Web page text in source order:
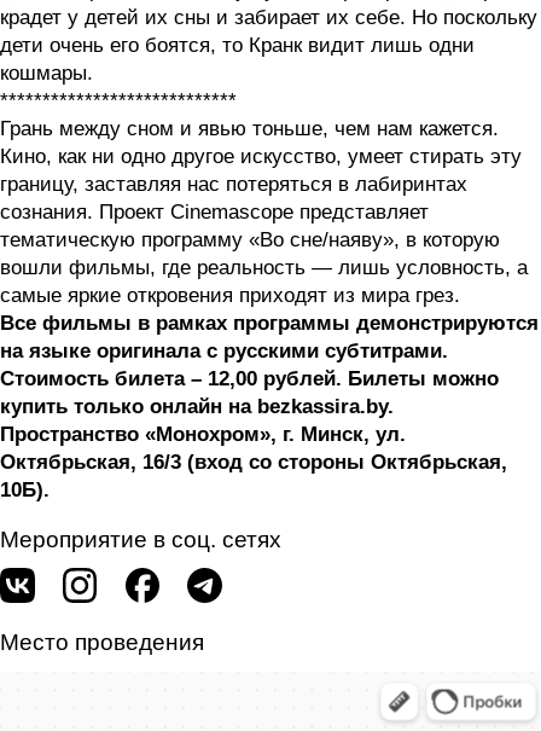
крадет у детей их сны и забирает их себе. Но поскольку
дети очень его боятся, то Кранк видит лишь одни
кошмары.
****************************
Грань между сном и явью тоньше, чем нам кажется.
Кино, как ни одно другое искусство, умеет стирать эту
границу, заставляя нас потеряться в лабиринтах
сознания. Проект Cinemascope представляет
тематическую программу «Во сне/наяву», в которую
вошли фильмы, где реальность — лишь условность, а
самые яркие откровения приходят из мира грез.
Все фильмы в рамках программы демонстрируются
на языке оригинала с русскими субтитрами.
Стоимость билета – 12,00 рублей. Билеты можно
купить только онлайн на bezkassira.by.
Пространство «Монохром», г. Минск, ул.
Октябрьская, 16/3 (вход со стороны Октябрьская,
10Б).
Мероприятие в соц. сетях
Место проведения